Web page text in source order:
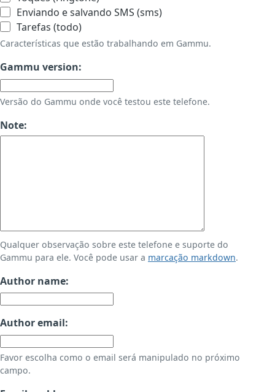
Enviando e salvando SMS (sms)
Tarefas (todo)
Características que estão trabalhando em Gammu.
Gammu version:
Versão do Gammu onde você testou este telefone.
Note:
Qualquer observação sobre este telefone e suporte do
Gammu para ele. Você pode usar a marcação markdown.
Author name:
Author email:
Favor escolha como o email será manipulado no próximo
campo.